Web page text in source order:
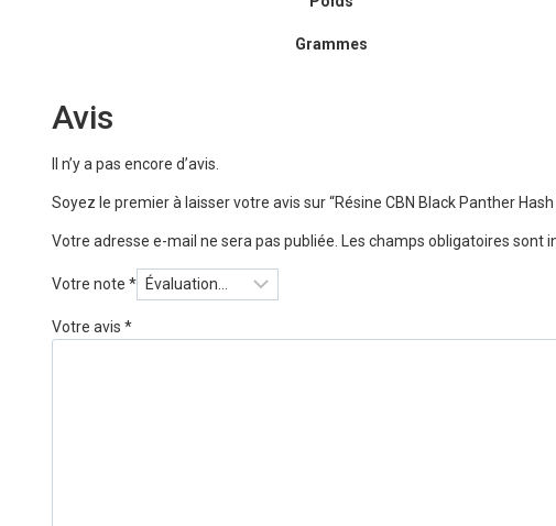
Grammes
Avis
Il n’y a pas encore d’avis.
Soyez le premier à laisser votre avis sur “Résine CBN Black Panther Hash
Votre adresse e-mail ne sera pas publiée. Les champs obligatoires sont
Votre note *
Votre avis *